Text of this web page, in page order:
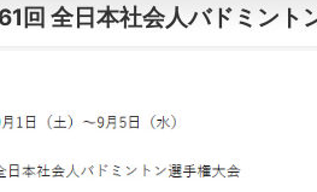
回 全日本社会人バドミン